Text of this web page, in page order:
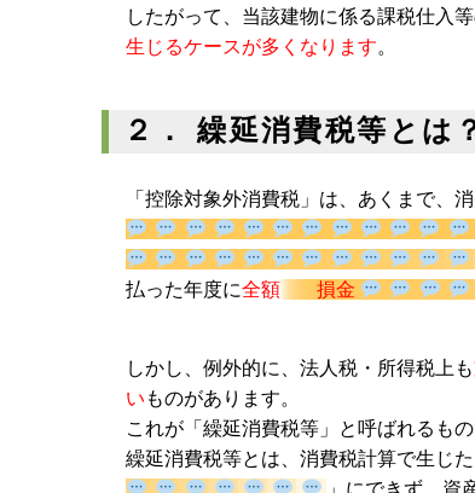
3010）。したがって、当該建物に係る
の論点が生じるケースが多くなります
２． 繰延消費税等とは
「控除対象外消費税」は、あくまで、消
して支払った年度に
全額 損金
しかし、例外的に、法人税・所得税上も
ないものがあります。
これが「繰延消費税等」と呼ばれるもの
繰延消費税等とは、消費税計算で生じた
」にできず、